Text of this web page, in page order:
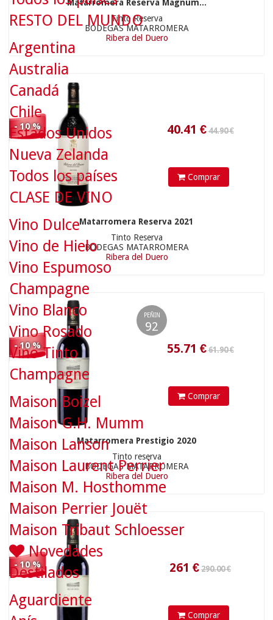
Matarromera Reserva Magnum...
Tinto Reserva
BODEGAS MATARROMERA
Ribera del Duero
- 10 %
40.41€
Comprar
Matarromera Reserva 2021
Tinto Reserva
BODEGAS MATARROMERA
Ribera del Duero
- 10 %
PEÑIN
92
55.71€
Comprar
Matarromera Prestigio 2020
Tinto reserva
BODEGAS MATARROMERA
Ribera del Duero
- 10 %
Comprar
RESTO DEL MUNDO
Argentina
Australia
Canadá
Chile
Estados Unidos
Nueva Zelanda
Todos los países
CLASE DE VINO
Vino Dulce
Vino de Hielo
Vino Espumoso
Champagne
Vino Blanco
Vino Rosado
Vino Tinto
Champagne
Maison Boizel
Maison G.H. Mumm
Maison Lanson
Maison Laurent Perrier
Maison M. Hosthomme
Maison Perrier Jouët
Maison Tribaut Schloesser
Novedades
Destilados
Aguardiente